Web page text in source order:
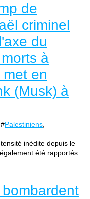
de
criminel
du
à
en
(Musk) à
, #Palestiniens
inédite depuis le
été rapportés.